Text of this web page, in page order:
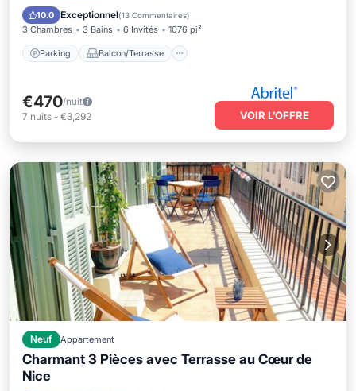
10.0 Exceptionnel(13 Commentaires)
3 Chambres 3 Bains 6 Invités 1076 pi²
Parking Balcon/Terrasse
Internet
€470/nuit
7 nuits - €3,292 VOIR L’OFFRE
Neuf Appartement
Charmant 3 Pièces avec Terrasse au Cœur de
Nice